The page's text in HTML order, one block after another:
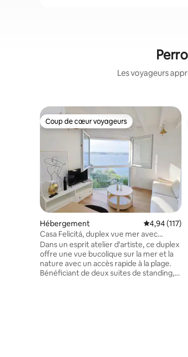
Les voyageurs
Coup de cœur voyageurs
Coup de cœur voyageurs
Hébergement Évaluation
4,94 (117)
Casa Felicitá, duplex vue mer avec
terrasse
Dans un esprit atelier d'artiste, ce duplex
offre une vue bucolique sur la mer et la
nature avec un accès rapide à la plage.
Bénéficiant de deux suites de standing,